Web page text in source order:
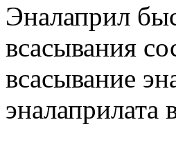
Эналаприл
всасывания
всасывание
эналаприлата